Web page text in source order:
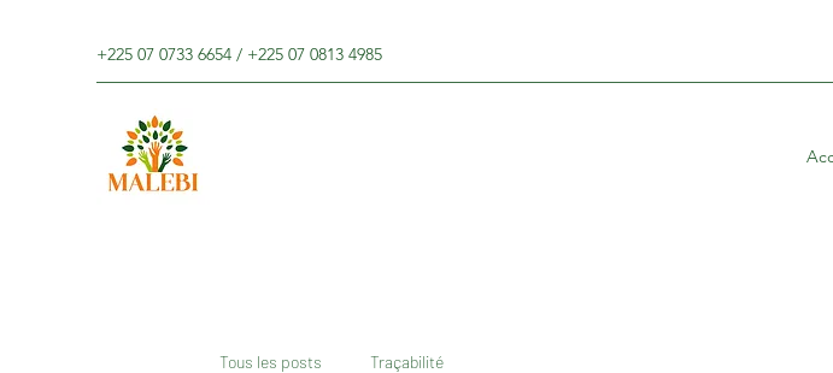
+225 07 0733 6654 / +225 07 0813 4985
Tous les posts Traçabilité